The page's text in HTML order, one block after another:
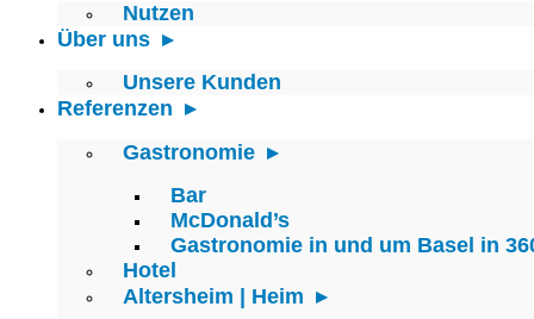
Nutzen
Über uns
Unsere Kunden
Referenzen
Gastronomie
Bar
McDonald’s
Gastronomie in und um Basel in
Hotel
Altersheim | Heim